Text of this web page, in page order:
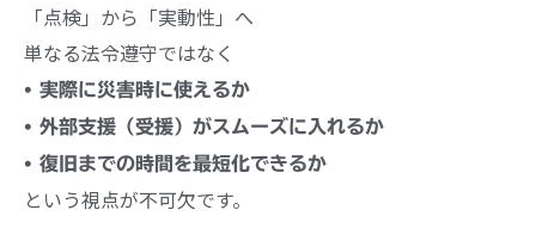
「点検」から「実動性」へ
単なる法令遵守ではなく
• 実際に災害時に使えるか
• 外部支援（受援）がスムーズに入れるか
• 復旧までの時間を最短化できるか
という視点が不可欠です。